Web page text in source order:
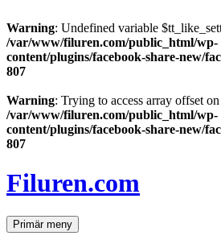
Warning: Undefined variable
/var/www/filuren.com/public_html/wp-
content/plugins/facebook-share-new/
807
Warning: Trying to access array offset
/var/www/filuren.com/public_html/wp-
content/plugins/facebook-share-new/
807
till
innehåll
Filuren.com
SökPrimär meny